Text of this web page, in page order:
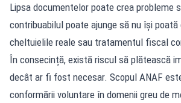
Lipsa documentelor poate crea probleme
contribuabilul poate ajunge să nu își
cheltuielile reale sau tratamentul fiscal
În consecință, există riscul să plătească
decât ar fi fost necesar. Scopul ANAF
conformării voluntare în domenii greu de